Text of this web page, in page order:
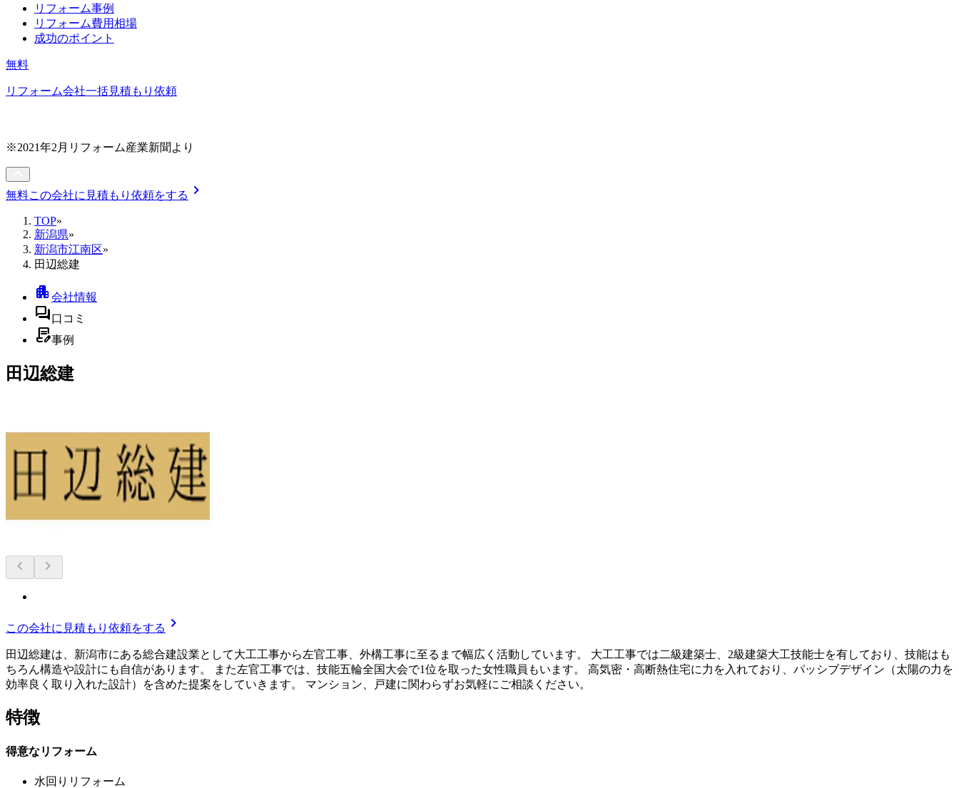
リフォーム事例
リフォーム費用相場
成功のポイント
無料
リフォーム会社一括見積もり依頼
※2021年2月リフォーム産業新聞より
無料この会社に見積もり依頼をする chevron_right
TOP»
新潟県»
新潟市江南区»
田辺総建
apartment会社情報
forum口コミ
contract_edit事例
田辺総建
chevron_left chevron_right
この会社に見積もり依頼をする chevron_right
田辺総建は、新潟市にある総合建設業として大工工事から左官工事、外構工事に至るまで幅広く活動しています。 大工工事では二級建築士、2級建築大工技能士を有しており、技能はも
ちろん構造や設計にも自信があります。 また左官工事では、技能五輪全国大会で1位を取った女性職員もいます。 高気密・高断熱住宅に力を入れており、パッシブデザイン（太陽の力を
効率良く取り入れた設計）を含めた提案をしていきます。 マンション、戸建に関わらずお気軽にご相談ください。
特徴
得意なリフォーム
水回りリフォーム